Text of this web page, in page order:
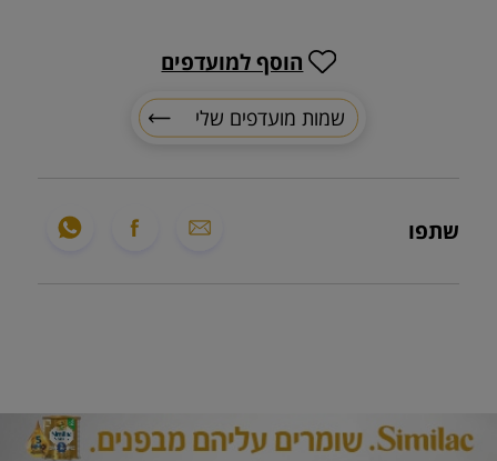
שתפו
שמות מועדפים שלי
הוסף למועדפים